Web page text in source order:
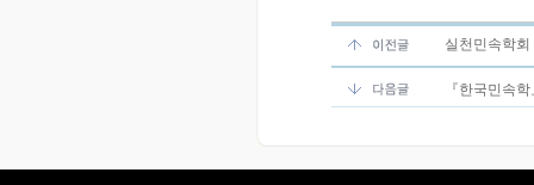
실천민속학회
『한국민속